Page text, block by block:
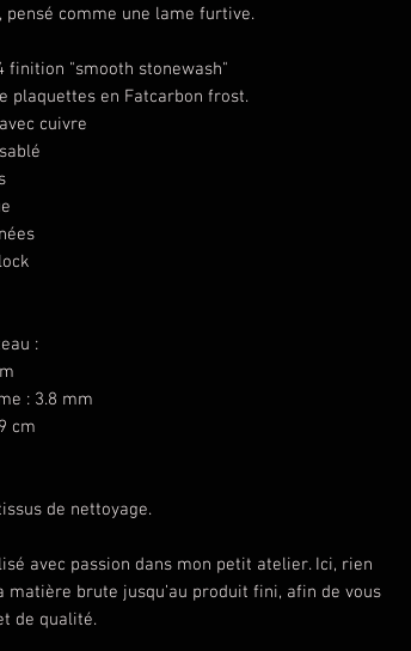
pensé comme une lame furtive.
finition "smooth stonewash"
plaquettes en Fatcarbon frost.
cuivre
:
: 3.8 mm
cm
de nettoyage.
avec passion dans mon petit atelier. Ici, rien
matière brute jusqu’au produit fini, afin de vous
de qualité.